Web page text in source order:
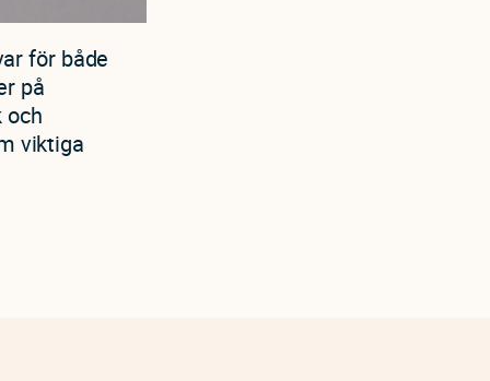
för både
på
och
viktiga